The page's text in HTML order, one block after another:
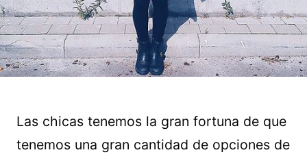
Las chicas tenemos la gran fortuna de que
tenemos una gran cantidad de opciones de